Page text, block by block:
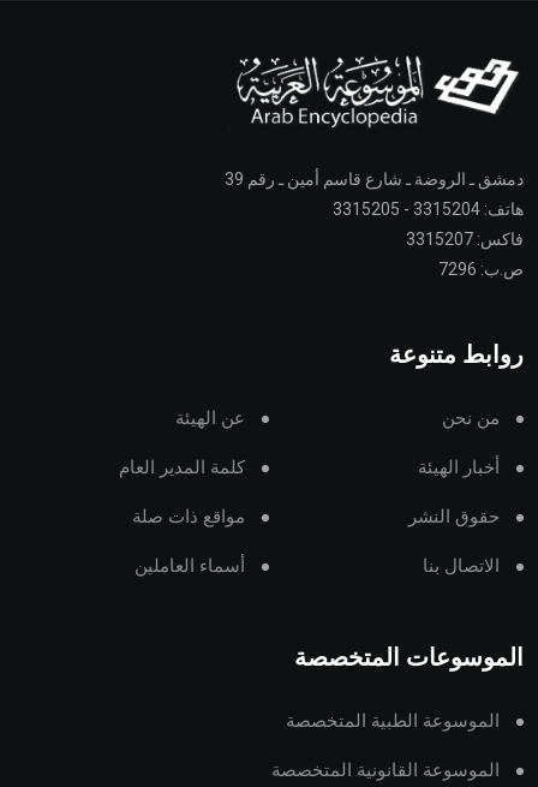
دمشق ـ الروضة ـ شارع قاسم أمين ـ رقم 39
هاتف: 3315204 - 3315205
فاكس: 3315207
ص.ب: 7296
روابط متنوعة
من نحن عن الهيئة
أخبار الهيئة كلمة المدير العام
حقوق النشر مواقع ذات صلة
الاتصال بنا أسماء العاملين
الموسوعات المتخصصة
الموسوعة الطبية المتخصصة
الموسوعة القانونية المتخصصة